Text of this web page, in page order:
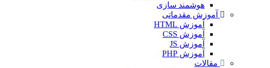
هوشمند سازی
آموزش مقدماتی
آموزش HTML
آموزش CSS
آموزش JS
آموزش PHP
مقالات